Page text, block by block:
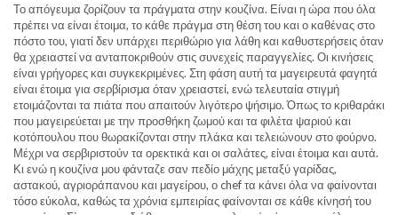
Το απόγευμα ζορίζουν τα πράγματα στην κουζίνα. Είναι η ώρα που όλα
πρέπει να είναι έτοιμα, το κάθε πράγμα στη θέση του και ο καθένας στο
πόστο του, γιατί δεν υπάρχει περιθώριο για λάθη και καθυστερήσεις όταν
θα χρειαστεί να ανταποκριθούν στις συνεχείς παραγγελίες. Οι κινήσεις
είναι γρήγορες και συγκεκριμένες. Στη φάση αυτή τα μαγειρευτά φαγητά
είναι έτοιμα για σερβίρισμα όταν χρειαστεί, ενώ τελευταία στιγμή
ετοιμάζονται τα πιάτα που απαιτούν λιγότερο ψήσιμο. Όπως το κριθαράκι
που μαγειρεύεται με την προσθήκη ζωμού και τα φιλέτα ψαριού και
κοτόπουλου που θωρακίζονται στην πλάκα και τελειώνουν στο φούρνο.
Μέχρι να σερβιριστούν τα ορεκτικά και οι σαλάτες, είναι έτοιμα και αυτά.
Κι ενώ η κουζίνα μου φάνταζε σαν πεδίο μάχης μεταξύ γαρίδας,
αστακού, αγριοράπανου και μαγείρου, ο chef τα κάνει όλα να φαίνονται
τόσο εύκολα, καθώς τα χρόνια εμπειρίας φαίνονται σε κάθε κίνησή του